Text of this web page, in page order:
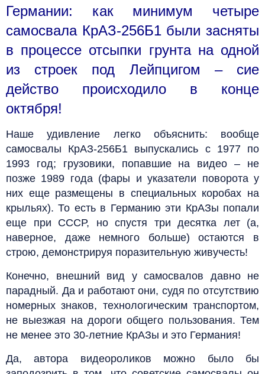
Германии: как минимум четыре
самосвала КрАЗ-256Б1 были засняты
в процессе отсыпки грунта на одной
из строек под Лейпцигом – сие
действо происходило в конце
октября!
Наше удивление легко объяснить: вообще
самосвалы КрАЗ-256Б1 выпускались с 1977 по
1993 год; грузовики, попавшие на видео – не
позже 1989 года (фары и указатели поворота у
них еще размещены в специальных коробах на
крыльях). То есть в Германию эти КрАЗы попали
еще при СССР, но спустя три десятка лет (а,
наверное, даже немного больше) остаются в
строю, демонстрируя поразительную живучесть!
Конечно, внешний вид у самосвалов давно не
парадный. Да и работают они, судя по отсутствию
номерных знаков, технологическим транспортом,
не выезжая на дороги общего пользования. Тем
не менее это 30-летние КрАЗы и это Германия!
Да, автора видеороликов можно было бы